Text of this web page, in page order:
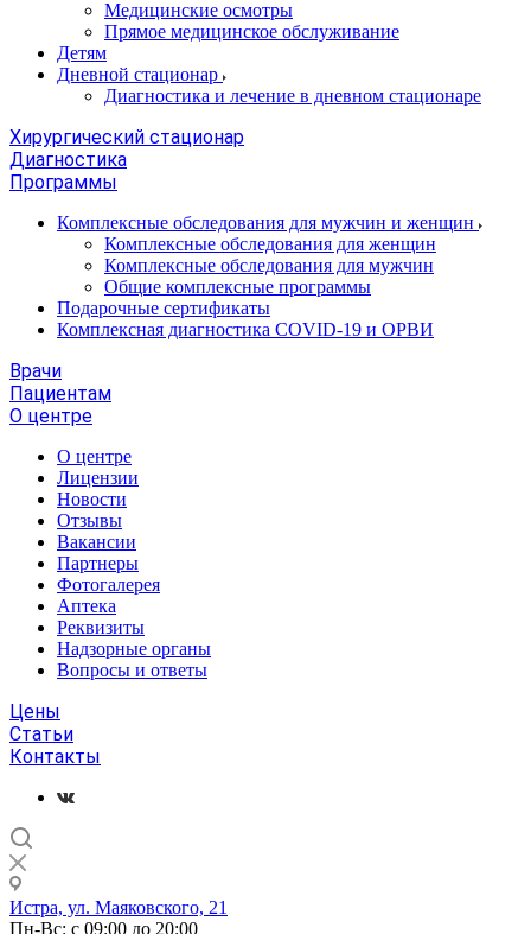
Медицинские осмотры
Прямое медицинское обслуживание
Детям
Дневной стационар
Диагностика и лечение в дневном стационаре
Хирургический стационар
Диагностика
Программы
Комплексные обследования для мужчин и женщин
Комплексные обследования для женщин
Комплексные обследования для мужчин
Общие комплексные программы
Подарочные сертификаты
Комплексная диагностика COVID-19 и ОРВИ
Врачи
Пациентам
О центре
О центре
Лицензии
Новости
Отзывы
Вакансии
Партнеры
Фотогалерея
Аптека
Реквизиты
Надзорные органы
Вопросы и ответы
Цены
Статьи
Контакты
Истра, ул. Маяковского, 21
Пн-Вс: с 09:00 до 20:00